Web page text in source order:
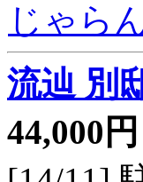
じゃら
流辿 別
44,000円